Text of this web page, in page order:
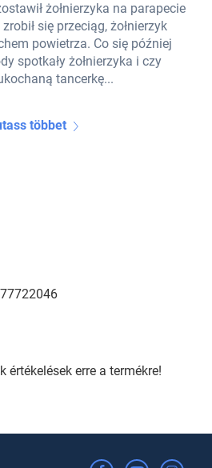
żołnierzyka na parapecie
się przeciąg, żołnierzyk
powietrza. Co się później
spotkały żołnierzyka i czy
tancerkę...
többet
értékelések erre a termékre!